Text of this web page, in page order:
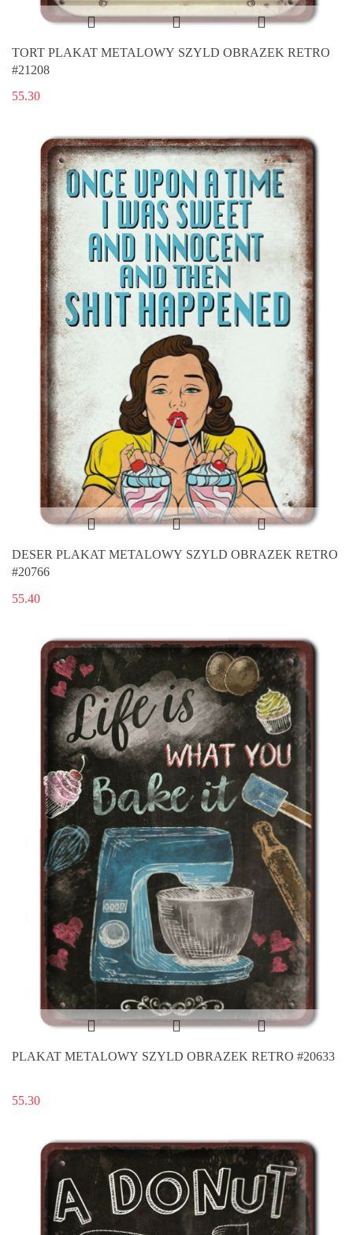
TORT PLAKAT METALOWY SZYLD OBRAZEK RETRO
#21208
55.30
DESER PLAKAT METALOWY SZYLD OBRAZEK RETRO
#20766
55.40
PLAKAT METALOWY SZYLD OBRAZEK RETRO #20633
55.30